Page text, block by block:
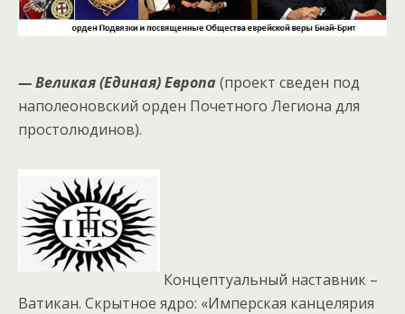
— Великая (Единая) Европа (проект сведен под
наполеоновский орден Почетного Легиона для
простолюдинов).
Концептуальный наставник –
Ватикан. Скрытное ядро: «Имперская канцелярия